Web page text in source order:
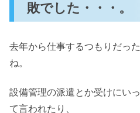
敗でした・・・。
去年から仕事するつもりだっ
ね。
設備管理の派遣とか受けにい
て言われたり、